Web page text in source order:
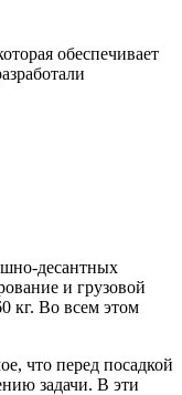
обеспечивает
десантных
и грузовой
кг. Во всем этом
что перед посадкой
задачи. В эти